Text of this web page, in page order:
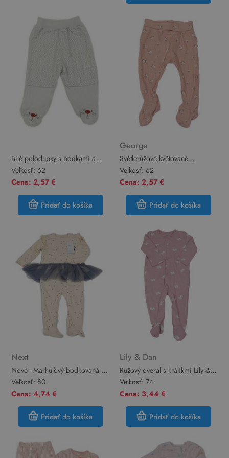
Bílé polodupky s bodkami a
čumáčky
Veľkosť: 62
Cena: 2,57 €
Pridať do košíka
George
Světlerůžové květované
polodupky s volánikmi George
Veľkosť: 62
Cena: 2,57 €
Pridať do košíka
Next
Nové - Marhuľový bodkovaná ý
rebrovaný overal s pandou a
tylem Next
Veľkosť: 80
Cena: 4,74 €
Pridať do košíka
Lily & Dan
Ružový overal s králikmi Lily &
Dan
Veľkosť: 74
Cena: 3,44 €
Pridať do košíka